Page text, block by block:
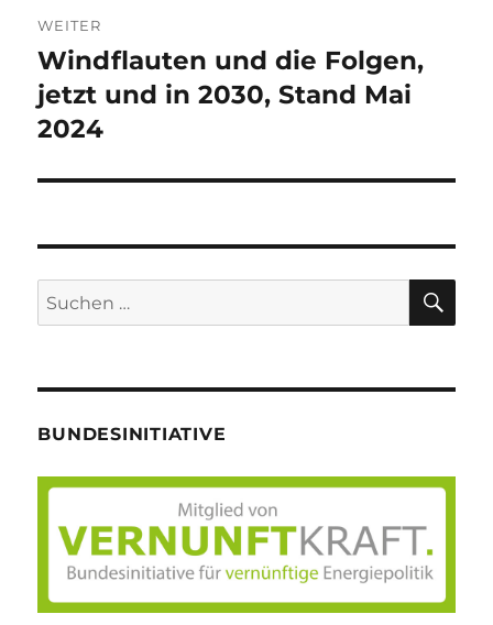
WEITER
Nächster
Beitrag:
Windflauten und die Folgen,
jetzt und in 2030, Stand Mai
2024
Suche
nach:
BUNDESINITIATIVE